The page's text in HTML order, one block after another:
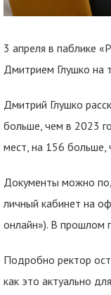
3 апреля в паблике
Дмитрием Глушко на
Дмитрий Глушко
больше, чем в 2023
мест, на 156 больше,
Документы можно
личный кабинет на
онлайн»). В прошлом
Подробно ректор
как это актуально